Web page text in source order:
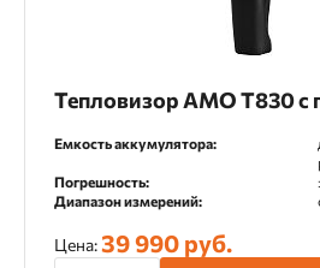
Тепловизор AMO T830 с
Емкость аккумулятора:
Погрешность:
Диапазон измерений:
Цена:39 990 руб.